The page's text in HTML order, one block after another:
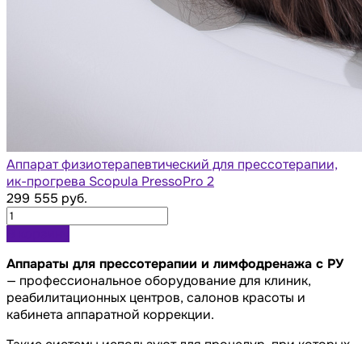
Аппарат физиотерапевтический для прессотерапии,
ик-прогрева Scopula PressoPro 2
299 555 руб.
Аппараты для прессотерапии и лимфодренажа с РУ
— профессиональное оборудование для клиник,
реабилитационных центров, салонов красоты и
кабинета аппаратной коррекции.